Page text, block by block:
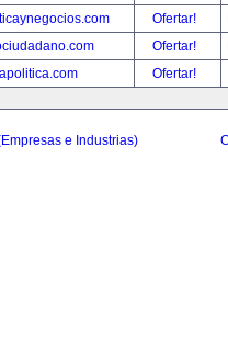
Ofertar!
Ofertar!
Ofertar!
e Industrias)